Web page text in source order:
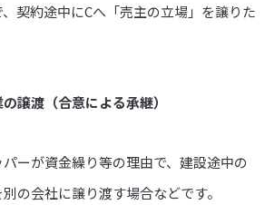
契約途中にCへ「売主の立場」を譲りた
渡（合意による承継）
ーが資金繰り等の理由で、建設途中の
の会社に譲り渡す場合などです。